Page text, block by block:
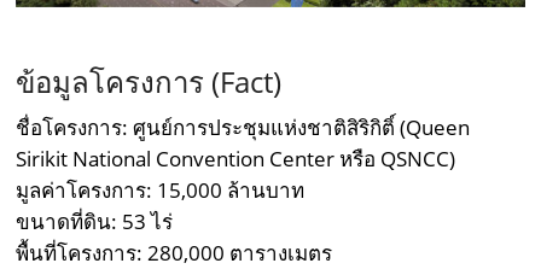
ข้อมูลโครงการ (Fact)
ชื่อโครงการ: ศูนย์การประชุมแห่งชาติสิริกิติ์ (Queen
Sirikit National Convention Center หรือ QSNCC)
มูลค่าโครงการ: 15,000 ล้านบาท
ขนาดที่ดิน: 53 ไร่
พื้นที่โครงการ: 280,000 ตารางเมตร